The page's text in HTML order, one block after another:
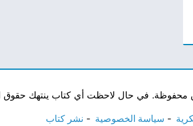
في حال لاحظت أي كتاب ينتهك حقوق
سياسة الخصوصية نشر كتاب